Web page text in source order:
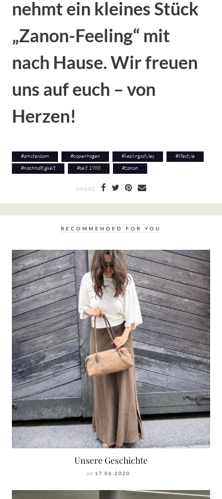
nehmt ein kleines Stück
„Zanon-Feeling“ mit
nach Hause. Wir freuen
uns auf euch – von
Herzen!
#amsterdam #copenhagen #lieblingsstyles #lifestyle
#nachhaltigkeit #seit 1988 #zanon
SHARE
RECOMMENDED FOR YOU
Unsere Geschichte
on 17.06.2020